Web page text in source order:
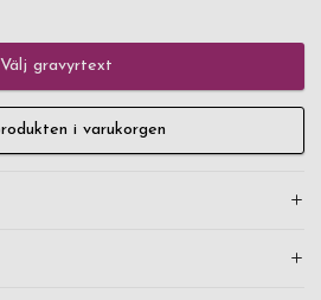
Välj gravyrtext
i varukorgen